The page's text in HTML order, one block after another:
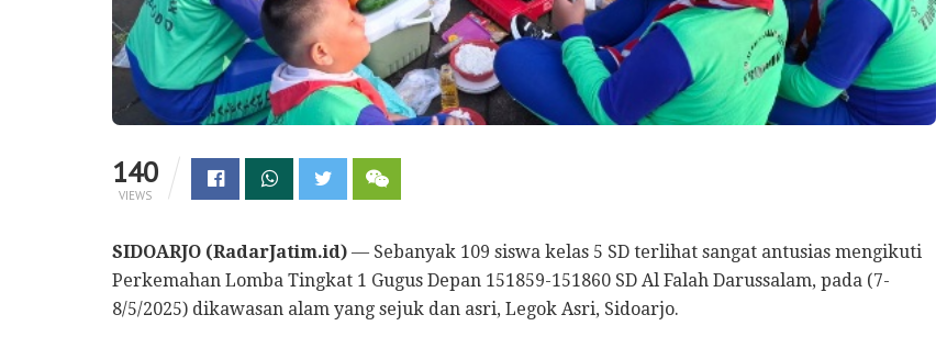
140
VIEWS
SIDOARJO (RadarJatim.id) — Sebanyak 109 siswa kelas 5 SD terlihat sangat antusias mengikuti
Perkemahan Lomba Tingkat 1 Gugus Depan 151859-151860 SD Al Falah Darussalam, pada (7-
8/5/2025) dikawasan alam yang sejuk dan asri, Legok Asri, Sidoarjo.